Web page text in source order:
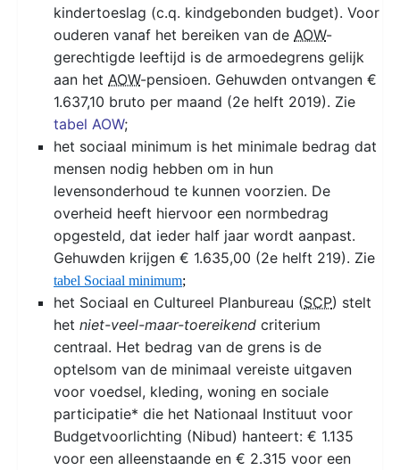
kindertoeslag (c.q. kindgebonden budget). Voor
ouderen vanaf het bereiken van de AOW-
gerechtigde leeftijd is de armoedegrens gelijk
aan het AOW-pensioen. Gehuwden ontvangen €
1.637,10 bruto per maand (2e helft 2019). Zie
tabel AOW;
het sociaal minimum is het minimale bedrag dat
mensen nodig hebben om in hun
levensonderhoud te kunnen voorzien. De
overheid heeft hiervoor een normbedrag
opgesteld, dat ieder half jaar wordt aanpast.
Gehuwden krijgen € 1.635,00 (2e helft 219). Zie
tabel Sociaal minimum;
het Sociaal en Cultureel Planbureau (SCP) stelt
het niet-veel-maar-toereikend criterium
centraal. Het bedrag van de grens is de
optelsom van de minimaal vereiste uitgaven
voor voedsel, kleding, woning en sociale
participatie* die het Nationaal Instituut voor
Budgetvoorlichting (Nibud) hanteert: € 1.135
voor een alleenstaande en € 2.315 voor een